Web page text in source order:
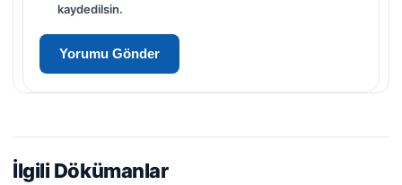
kaydedilsin.
İlgili Dökümanlar